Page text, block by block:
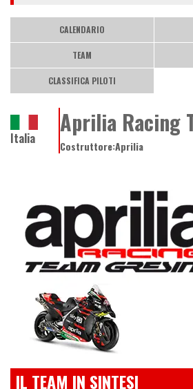
CALENDARIO
TEAM
CLASSIFICA PILOTI
Aprilia Racing
Costruttore:Aprilia
Italia
IL TEAM IN SINTESI